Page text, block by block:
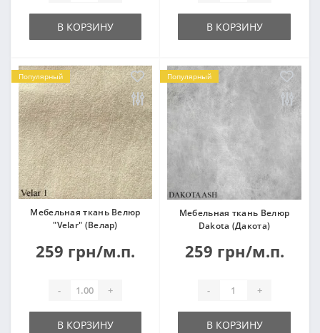
В КОРЗИНУ В КОРЗИНУ
Популярный
Мебельная ткань Велюр
"Velar" (Велар)
259 грн/м.п.
- +
В КОРЗИНУ
Популярный
Мебельная ткань Велюр
Dakota (Дакота)
259 грн/м.п.
- +
В КОРЗИНУ